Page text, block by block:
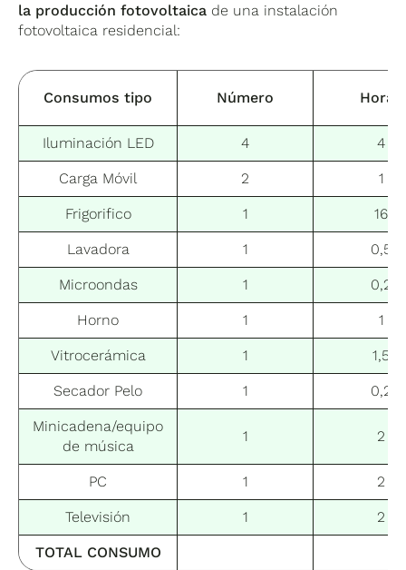
la producción fotovoltaica de una instalación
fotovoltaica residencial:
Consumos tipo Número Horas
Iluminación LED 4 4
Carga Móvil 2 1
Frigorifico 1 16
Lavadora 1 0,5
Microondas 1 0,2
Horno 1 1
Vitrocerámica 1 1,5
Secador Pelo 1 0,2
Minicadena/equipo
de música
1 2
PC 1 2
Televisión 1 2
TOTAL CONSUMO